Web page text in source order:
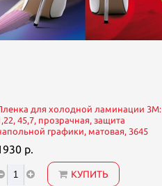
для холодной ламинации 3М:
45,7, прозрачная, защита
графики, матовая, 3645
р.
КУПИТЬ